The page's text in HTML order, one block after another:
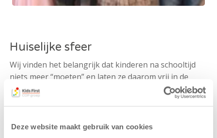
Deze website maakt gebruik van cookies
Huiselijke sfeer
Wij vinden het belangrijk dat kinderen na schooltijd
niets meer “moeten” en laten ze daarom vrij in de
invulling van hun tijd. Kinderen worden bij ons
opgevangen in huiselijke sfeer, zodat ze zich snel bij
gaan. In schoolvakanties en op margedagen zorgen